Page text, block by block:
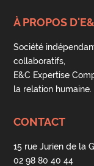
À PROPOS
Société
collaboratifs,
E&C Expertise
la relation humaine.
CONTACT
15 rue Jurien de la
02 98 80 40 44